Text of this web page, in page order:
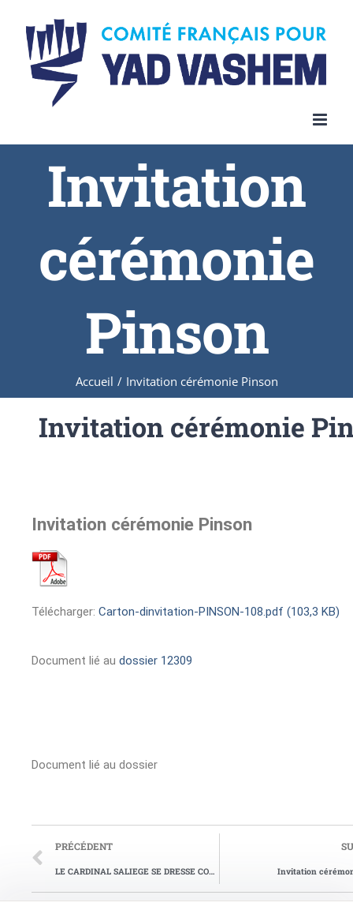
Invitation
cérémonie
Pinson
Accueil / Invitation cérémonie Pinson
Invitation cérémonie
Invitation cérémonie Pinson
Télécharger: Carton-dinvitation-PINSON-108.pdf (103,3 KB)
Document lié au dossier 12309
Document lié au dossier
PRÉCÉDENT
LE CARDINAL SALIEGE SE DRESSE CONTRE LES NAZIS Invitation